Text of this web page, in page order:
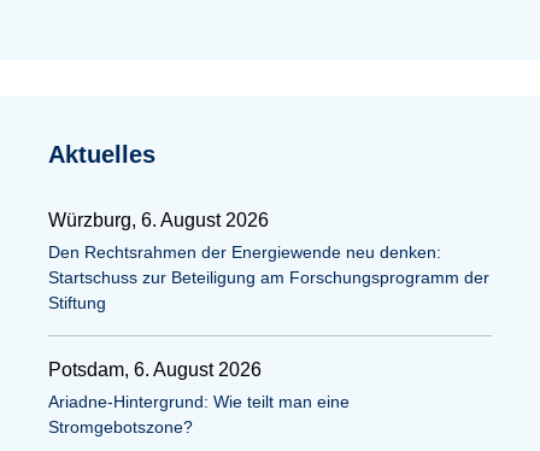
Aktuelles
Würzburg, 6. August 2026
Den Rechtsrahmen der Energiewende neu denken:
Startschuss zur Beteiligung am Forschungsprogramm der
Stiftung
Potsdam, 6. August 2026
Ariadne-Hintergrund: Wie teilt man eine
Stromgebotszone?